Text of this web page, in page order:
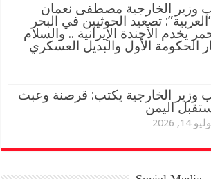
وزير الخارجية مصطفى نعمان
تصعيد الحوثيين في البحر
يخدم الأجندة الإيرانية .. والسلام
الحكومة الأول والبديل العسكري
وزير الخارجية يكتب: قرصنة وعبث
اليمن
14, 2026